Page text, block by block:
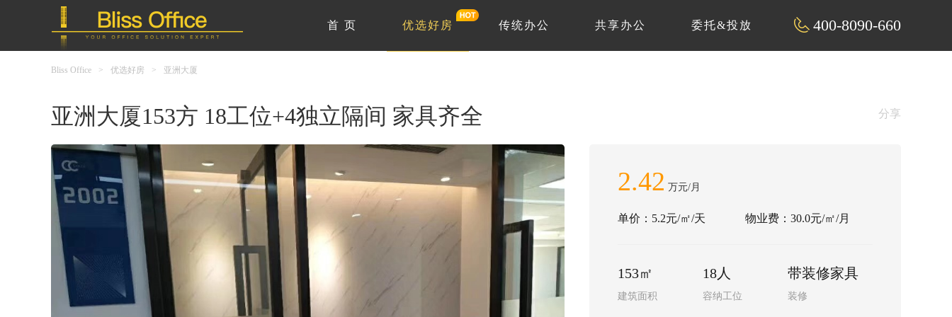
400-8090-660
首 页 优选好房 传统办公 共享办公 委托&投放
Bliss Office > 优选好房 > 亚洲大厦
亚洲大厦153方 18工位+4独立隔间 家具齐全 分享
2.42 万元/月
单价：5.2元/㎡/天 物业费：30.0元/㎡/月
153㎡
建筑面积
18人
容纳工位
带装修家具
装修